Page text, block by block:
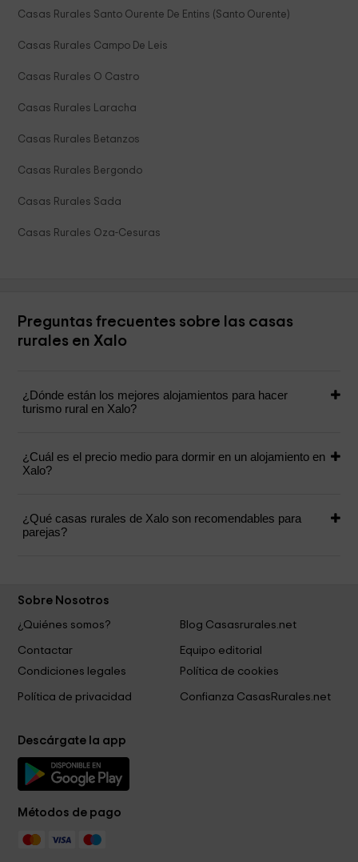
Casas Rurales Santo Ourente De Entins (Santo Ourente)
Casas Rurales Campo De Leis
Casas Rurales O Castro
Casas Rurales Laracha
Casas Rurales Betanzos
Casas Rurales Bergondo
Casas Rurales Sada
Casas Rurales Oza-Cesuras
Preguntas frecuentes sobre las casas
rurales en Xalo
¿Dónde están los mejores alojamientos para hacer
turismo rural en Xalo?
¿Cuál es el precio medio para dormir en un alojamiento en
Xalo?
¿Qué casas rurales de Xalo son recomendables para
parejas?
Sobre Nosotros
¿Quiénes somos?
Blog Casasrurales.net
Contactar
Equipo editorial
Condiciones legales
Política de cookies
Política de privacidad Confianza CasasRurales.net
Descárgate la app
Métodos de pago